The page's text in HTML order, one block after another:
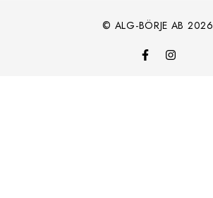
© ALG-BÖRJE AB 2026